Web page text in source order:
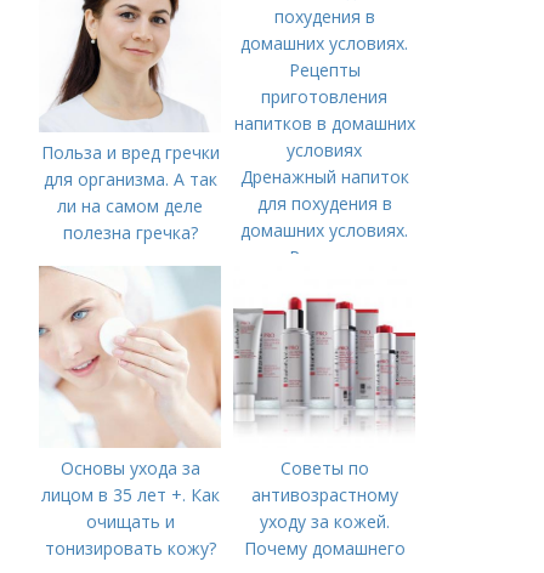
Польза и вред гречки
для организма. А так
ли на самом деле
полезна гречка?
Дренажный напиток
для похудения в
домашних условиях.
Рецепты
напитков в домашних
условиях
Основы ухода за
лицом в 35 лет +. Как
очищать и
тонизировать кожу?
Советы по
антивозрастному
уходу за кожей.
Почему домашнего